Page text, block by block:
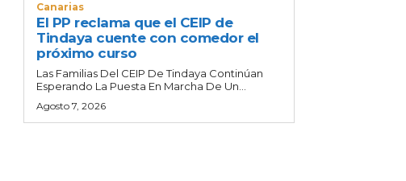
Canarias
El PP reclama que el CEIP de
Tindaya cuente con comedor el
próximo curso
Las Familias Del CEIP De Tindaya Continúan
Esperando La Puesta En Marcha De Un...
Agosto 7, 2026